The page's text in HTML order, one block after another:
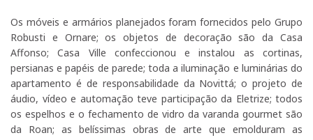
Os móveis e armários planejados foram fornecidos pelo Grupo
Robusti e Ornare; os objetos de decoração são da Casa
Affonso; Casa Ville confeccionou e instalou as cortinas,
persianas e papéis de parede; toda a iluminação e luminárias do
apartamento é de responsabilidade da Novittá; o projeto de
áudio, vídeo e automação teve participação da Eletrize; todos
os espelhos e o fechamento de vidro da varanda gourmet são
da Roan; as belíssimas obras de arte que emolduram as